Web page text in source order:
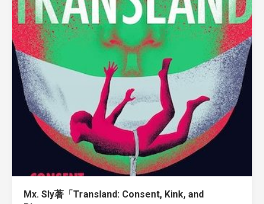
Mx. Sly著「Transland: Consent, Kink, and